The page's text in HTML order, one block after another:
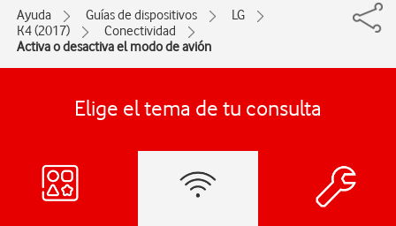
Ayuda Guías de dispositivos
LG
K4 (2017)
Conectividad
Activa o desactiva el modo de avión
Elige el tema de tu consulta